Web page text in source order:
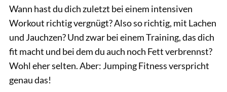
Wann hast du dich zuletzt bei einem intensiven
Workout richtig vergnügt? Also so richtig, mit Lachen
und Jauchzen? Und zwar bei einem Training, das dich
fit macht und bei dem du auch noch Fett verbrennst?
Wohl eher selten. Aber: Jumping Fitness verspricht
genau das!